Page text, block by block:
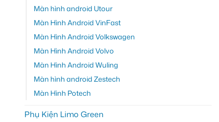
Màn hình android Utour
Màn Hình Android VinFast
Màn Hình Android Volkswagen
Màn Hình Android Volvo
Màn Hình Android Wuling
Màn hình android Zestech
Màn Hình Potech
Phụ Kiện Limo Green